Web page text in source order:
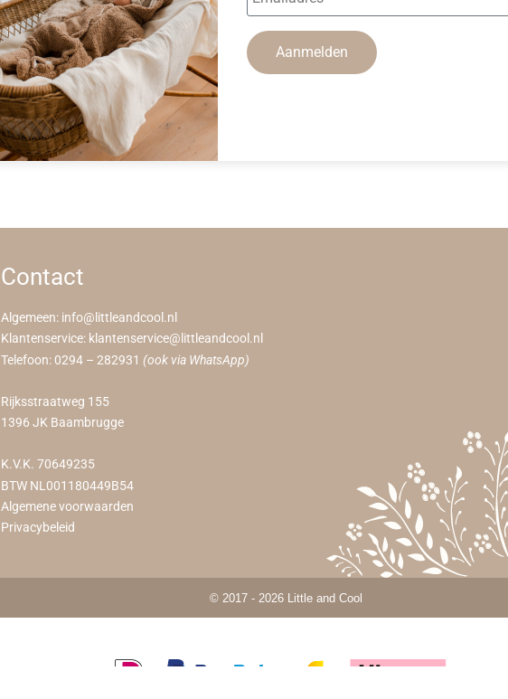
Aanmelden
Contact
Algemeen: info@littleandcool.nl
Klantenservice: klantenservice@littleandcool.nl
Telefoon: 0294 – 282931 (ook via WhatsApp)
Rijksstraatweg 155
1396 JK Baambrugge
K.V.K. 70649235
BTW NL001180449B54
Algemene voorwaarden
Privacybeleid
© 2017 - 2026 Little and Cool